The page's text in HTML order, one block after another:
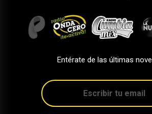
Entérate de las últimas